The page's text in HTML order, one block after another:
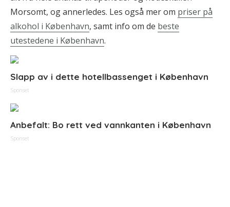
Morsomt, og annerledes. Les også mer om priser på
alkohol i København, samt info om de beste
utestedene i København.
Slapp av i dette hotellbassenget i København
Sponset
Anbefalt: Bo rett ved vannkanten i København
Sponset